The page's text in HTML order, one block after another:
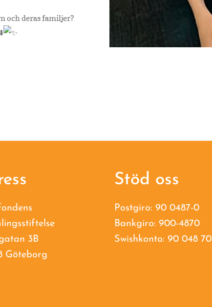
och deras familjer?
3B
Göteborg
Stöd oss
Postgiro: 90 0487-0
Bankgiro: 900-4870
Swishkonto: 90 048 70